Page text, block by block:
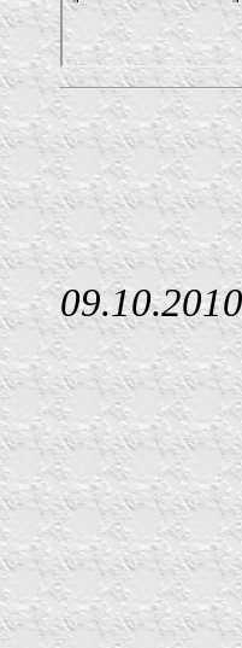
Дата
09.10.2010